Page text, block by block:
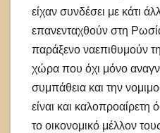
είχαν συνδέσει με κάτι
επανενταχθούν στη
παράξενο ναεπιθυμούν
χώρα που όχι μόνο
συμπάθεια και την
είναι και καλοπροαίρετη
το οικονομικό μέλλον